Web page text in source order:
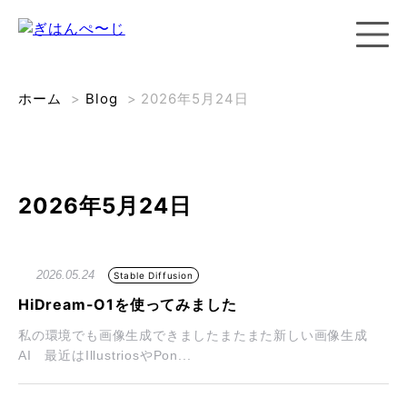
ホーム > Blog > 2026年5月24日
2026年5月24日
2026.05.24 Stable Diffusion
HiDream-O1を使ってみました
私の環境でも画像生成できましたまたまた新しい画像生成
AI 最近はIllustriosやPon...